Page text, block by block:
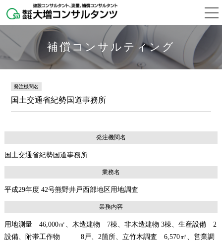
補償コンサルティング
発注機関名
国土交通省紀勢国道事務所
発注機関名
国土交通省紀勢国道事務所
業務名
平成29年度 42号熊野井戸西部地区用地調査
業務内容
用地測量 46,000㎡、木造建物 7棟、非木造建物 3棟、生産設備 2
設備、附帯工作物 8戸、2箇所、立竹木調査 6,570㎡、営業調